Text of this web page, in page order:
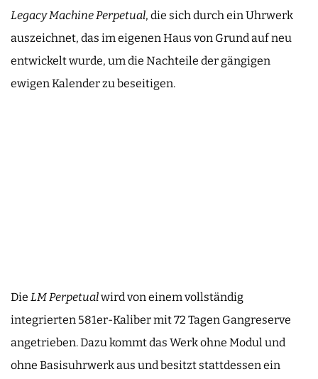
Legacy Machine Perpetual, die sich durch ein Uhrwerk
auszeichnet, das im eigenen Haus von Grund auf neu
entwickelt wurde, um die Nachteile der gängigen
ewigen Kalender zu beseitigen.
Die LM Perpetualwird von einem vollständig
integrierten 581er-Kaliber mit 72 Tagen Gangreserve
angetrieben. Dazu kommt das Werk ohne Modul und
ohne Basisuhrwerk aus und besitzt stattdessen ein